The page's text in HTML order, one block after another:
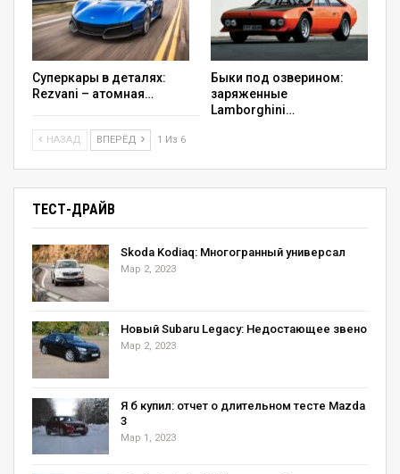
Суперкары в деталях:
Rezvani – атомная…
Быки под озверином:
заряженные
Lamborghini…
НАЗАД ВПЕРЁД 1 Из 6
ТЕСТ-ДРАЙВ
Skoda Kodiaq: Многогранный универсал
Мар 2, 2023
Новый Subaru Legacy: Недостающее звено
Мар 2, 2023
Я б купил: отчет о длительном тесте Mazda
3
Мар 1, 2023